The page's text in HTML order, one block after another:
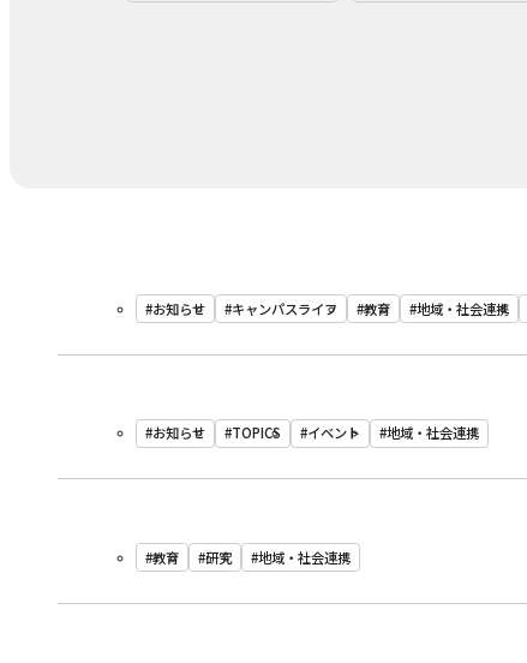
#お知らせ
#キャンパスライフ #教育 #地域・社会連携
#お知らせ
#TOPICS #イベント #地域・社会連携
#教育
#研究 #地域・社会連携